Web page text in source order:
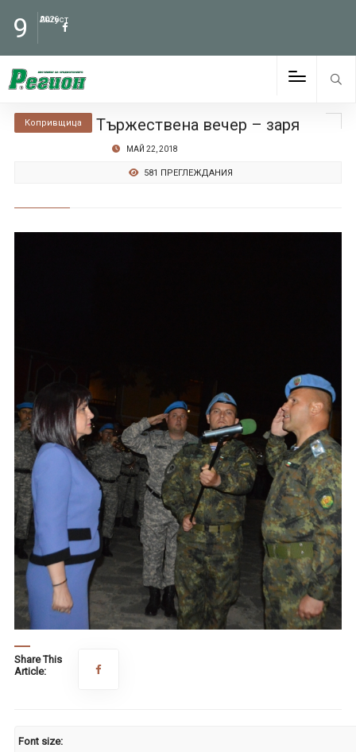
9 Август
2026
Копривщица Тържествена вечер – заря
МАЙ 22, 2018
581 ПРЕГЛЕЖДАНИЯ
Share This
Article:
Font size: